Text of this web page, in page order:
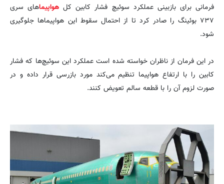
فرمانی برای بازبینی عملکرد سوئیچ فشار کابین کل هواپیماهای سری
۷۳۷ بوئینگ را صادر کرد تا از احتمال سقوط این هواپیماها جلوگیری
شود.
در این فرمان از ناظران خواسته شده است عملکرد این سوئیچ‌ها که فشار
کابین را با ارتفاع هواپیما تنظیم می‌کند مورد بازرسی قرار داده و در
صورت لزوم آن را با قطعه سالم تعویض کنند.